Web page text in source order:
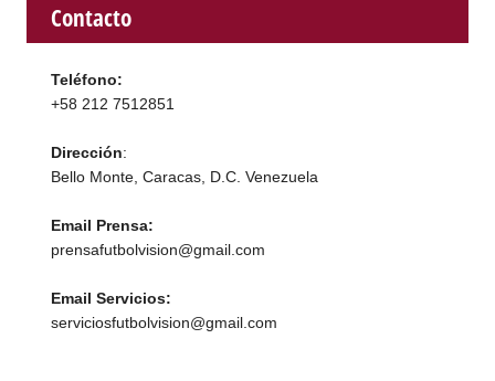
Contacto
Teléfono:
+58 212 7512851
Dirección:
Bello Monte, Caracas, D.C. Venezuela
Email Prensa:
prensafutbolvision@gmail.com
Email Servicios:
serviciosfutbolvision@gmail.com